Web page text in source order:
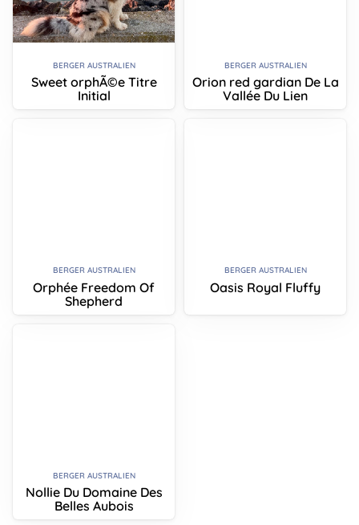
BERGER AUSTRALIEN
Sweet orphÃ©e Titre
Initial
BERGER AUSTRALIEN
Orion red gardian De La
Vallée Du Lien
BERGER AUSTRALIEN
Orphée Freedom Of
Shepherd
BERGER AUSTRALIEN
Oasis Royal Fluffy
BERGER AUSTRALIEN
Nollie Du Domaine Des
Belles Aubois